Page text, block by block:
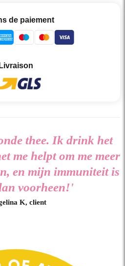
de paiement
Livraison
thee. Ik drink het
me helpt om me meer
en mijn immuniteit is
voorheen!'
K, client